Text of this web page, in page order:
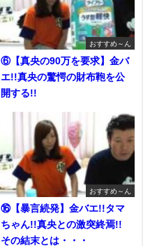
おすすめ～ん
⑥【真央の90万を要求】金バ
エ!!真央の驚愕の財布鞄を公
開する!!
おすすめ～ん
⑯【暴言続発】金バエ!!タマ
ちゃん!!真央との激突終焉!!
その結末とは・・・